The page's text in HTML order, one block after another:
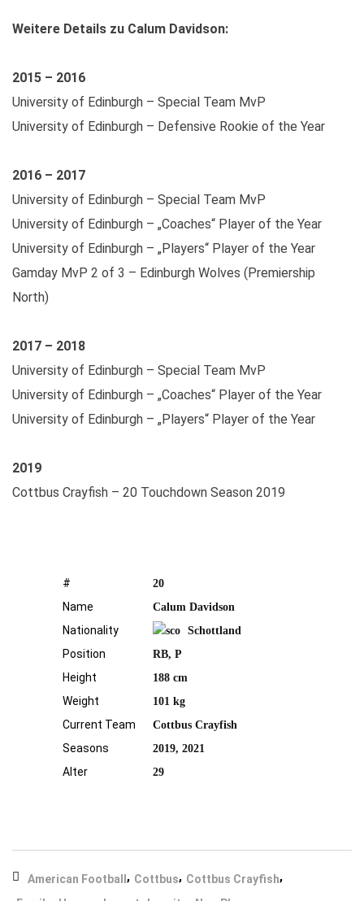
Weitere Details zu Calum Davidson:
2015 – 2016
University of Edinburgh – Special Team MvP
University of Edinburgh – Defensive Rookie of the Year
2016 – 2017
University of Edinburgh – Special Team MvP
University of Edinburgh – „Coaches“ Player of the Year
University of Edinburgh – „Players“ Player of the Year
Gamday MvP 2 of 3 – Edinburgh Wolves (Premiership
North)
2017 – 2018
University of Edinburgh – Special Team MvP
University of Edinburgh – „Coaches“ Player of the Year
University of Edinburgh – „Players“ Player of the Year
2019
Cottbus Crayfish – 20 Touchdown Season 2019
# 20
Name Calum Davidson
Nationality Schottland
Position RB, P
Height 188 cm
Weight 101 kg
Current Team Cottbus Crayfish
Seasons 2019, 2021
Alter 29
American Football , Cottbus, Cottbus Crayfish,